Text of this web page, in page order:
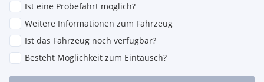
Ist eine Probefahrt möglich?
Weitere Informationen zum Fahrzeug
Ist das Fahrzeug noch verfügbar?
Besteht Möglichkeit zum Eintausch?